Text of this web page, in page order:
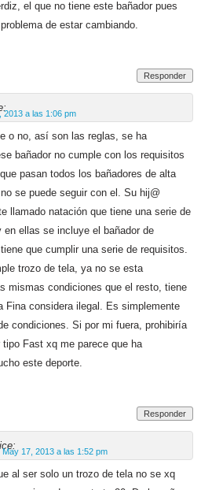
el que no tiene este bañador pues
de estar cambiando.
Responder
2013 a las 1:06 pm
o no, así son las reglas, se ha
bañador no cumple con los requisitos
pasan todos los bañadores de alta
se puede seguir con el. Su hij@
llamado natación que tiene una serie de
en ellas se incluye el bañador de
que cumplir una serie de requisitos.
trozo de tela, ya no se esta
mismas condiciones que el resto, tiene
Fina considera ilegal. Es simplemente
condiciones. Si por mi fuera, prohibiría
tipo Fast xq me parece que ha
este deporte.
Responder
May 17, 2013 a las 1:52 pm
al ser solo un trozo de tela no se xq